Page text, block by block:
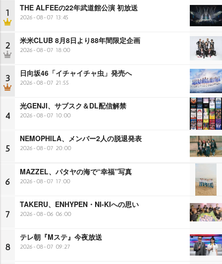
1 THE ALFEEの22年武道館公演 初放送
2026-08-07 13:45
2 米米CLUB 8月8日より88年間限定企画
2026-08-07 18:00
3 日向坂46「イチャイチャ虫」発売へ
2026-08-07 21:55
4
光GENJI、サブスク＆DL配信解禁
2026-08-07 10:00
5
NEMOPHILA、メンバー2人の脱退発表
2026-08-07 20:00
6
MAZZEL、パタヤの海で“幸福”写真
2026-08-07 17:00
7
TAKERU、ENHYPEN・NI-KIへの思い
2026-08-06 06:00
8
テレ朝『Mステ』今夜放送
2026-08-07 09:27